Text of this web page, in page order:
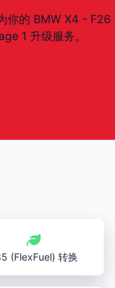
你的 BMW X4 - F26
1 升级服务。
(FlexFuel) 转换